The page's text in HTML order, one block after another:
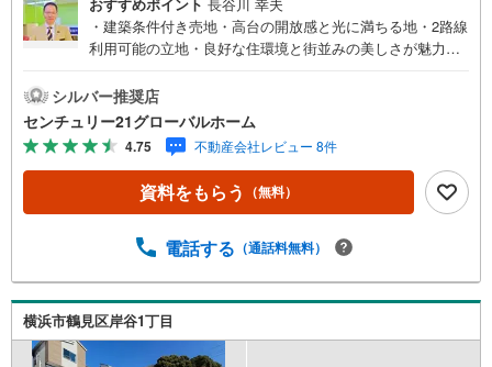
・建築条件付き売地・高台の開放感と光に満ちる地・2路線
利用可能の立地・良好な住環境と街並みの美しさが魅力の
もセレクトできます▼センチュリー21グローバルホームは
こんな会社です▼・ 地域密着、横浜市神奈川区を中心に不
動産多数お取り扱いしています。戸建、マンション、土地
の購入から売却までお家にまつわることは何でもお任せく
ださい。・経験豊富なスタッフが揃っています。住宅ロー
ン、保険、不動産に関わる各種手続きは、お客様に最適な
情報も知り尽くしてます！学区のことからグルメ情報まで
休日:水曜日）この時間帯はお電話でのお問い合わせがスム
ーズにご案内できます。★物件ツアー大歓迎です！「室
内・現地を見学する」ボタンよりお問合せ下さい。スタッ
フよりご案内可能な日程をご連絡させていただきます。
シルバー推奨店
センチュリー21グローバルホーム
4.75 不動産会社レビュー 8件
資料をもらう （無料）
電話する （通話料無料）
横浜市鶴見区岸谷1丁目